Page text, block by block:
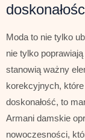
Moda to nie tylko
nie tylko
stanowią ważny
korekcyjnych,
doskonałość, to
Armani damskie
nowoczesności,